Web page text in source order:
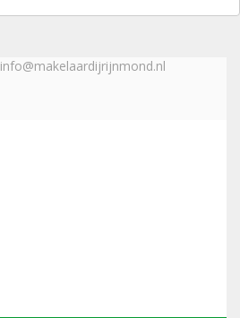
info@makelaardijrijnmond.nl